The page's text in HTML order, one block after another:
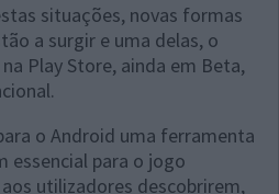
situações, novas formas
a surgir e uma delas, o
Play Store, ainda em Beta,
o Android uma ferramenta
essencial para o jogo
utilizadores descobrirem,